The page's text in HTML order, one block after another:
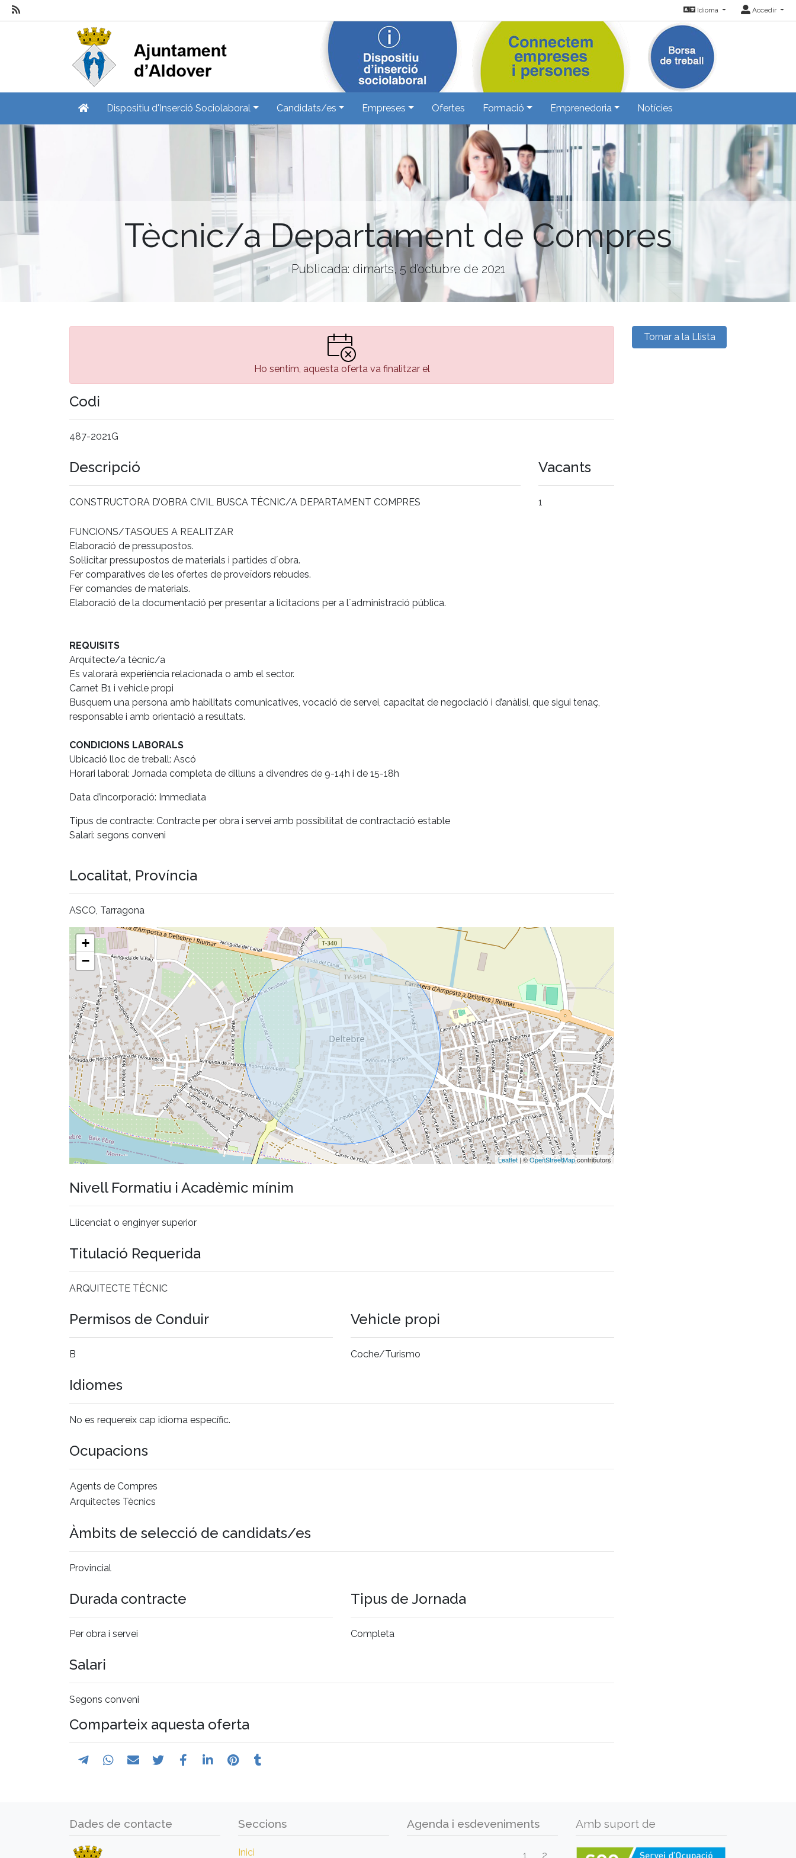
Idioma Accedir
Dispositiu d'Inserció Sociolaboral Candidats/es Empreses Ofertes Formació Emprenedoria Notícies
Tècnic/a Departament de Compres
Publicada: dimarts, 5 d’octubre de 2021
Ho sentim, aquesta oferta va finalitzar el
Codi
487-2021G
Descripció
CONSTRUCTORA D’OBRA CIVIL BUSCA TÈCNIC/A DEPARTAMENT COMPRES
Vacants
1
FUNCIONS/TASQUES A REALITZAR
Elaboració de pressupostos.
Sol·licitar pressupostos de materials i partides d´obra.
Fer comparatives de les ofertes de proveïdors rebudes.
Fer comandes de materials.
Elaboració de la documentació per presentar a licitacions per a l´administració pública.
REQUISITS
Arquitecte/a tècnic/a
Es valorarà experiència relacionada o amb el sector.
Carnet B1 i vehicle propi
Busquem una persona amb habilitats comunicatives, vocació de servei, capacitat de negociació i d’anàlisi, que sigui tenaç,
responsable i amb orientació a resultats.
CONDICIONS LABORALS
Ubicació lloc de treball: Ascó
Horari laboral: Jornada completa de dilluns a divendres de 9-14h i de 15-18h
Data d’incorporació: Immediata
Tipus de contracte: Contracte per obra i servei amb possibilitat de contractació estable
Salari: segons conveni
Localitat, Província
ASCO, Tarragona
+
−
Leaflet | ©OpenStreetMapcontributors
Nivell Formatiu i Acadèmic mínim
Llicenciat o enginyer superior
Titulació Requerida
ARQUITECTE TÈCNIC
Permisos de Conduir
B
Vehicle propi
Coche/Turismo
Idiomes
No es requereix cap idioma específic.
Ocupacions
Agents de Compres
Arquitectes Tècnics
Àmbits de selecció de candidats/es
Provincial
Durada contracte
Per obra i servei
Tipus de Jornada
Completa
Salari
Segons conveni
Comparteix aquesta oferta
Tornar a la Llista
Dades de contacte Seccions
Inici
Agenda i esdeveniments
1 2
Amb suport de